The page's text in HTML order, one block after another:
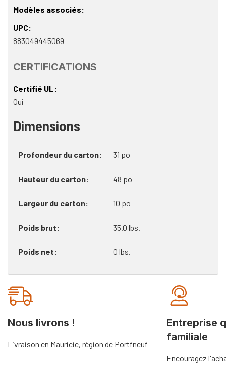
Modèles associés
UPC
883049445069
CERTIFICATIONS
Certifié UL
Oui
Dimensions
Profondeur du carton 31 po
Hauteur du carton 48 po
Largeur du carton 10 po
Poids brut 35.0 lbs.
Poids net 0 lbs.
Onglet
personnalisé
Nous livrons !
Livraison en Mauricie, région de Portfneuf
Entreprise
familiale
Encouragez